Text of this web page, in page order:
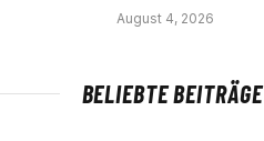
August 4, 2026
BELIEBTE BEITRÄGE